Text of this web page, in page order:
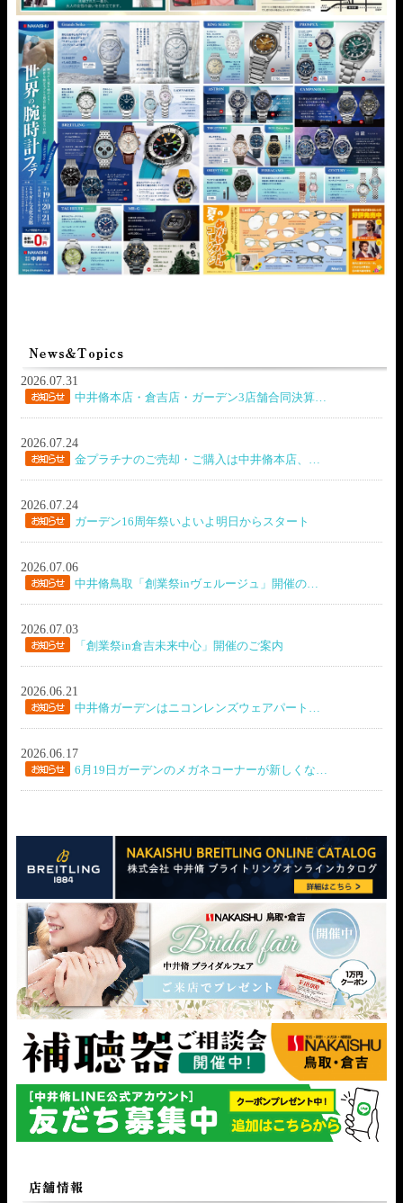
2026.07.31
中井脩本店・倉吉店・ガーデン3店舗合同決算…
2026.07.24
金プラチナのご売却・ご購入は中井脩本店、…
2026.07.24
ガーデン16周年祭いよいよ明日からスタート
2026.07.06
中井脩鳥取「創業祭inヴェルージュ」開催の…
2026.07.03
「創業祭in倉吉未来中心」開催のご案内
2026.06.21
中井脩ガーデンはニコンレンズウェアパート…
2026.06.17
6月19日ガーデンのメガネコーナーが新しくな…